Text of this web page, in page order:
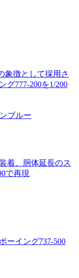
象徴として採用さ
グ777-200を1/200
ブルー
着、胴体延長のス
で再現
ーイング737-500